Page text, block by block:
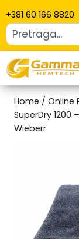
+381 60 166 8820
Home / Online
SuperDry
Wieberr